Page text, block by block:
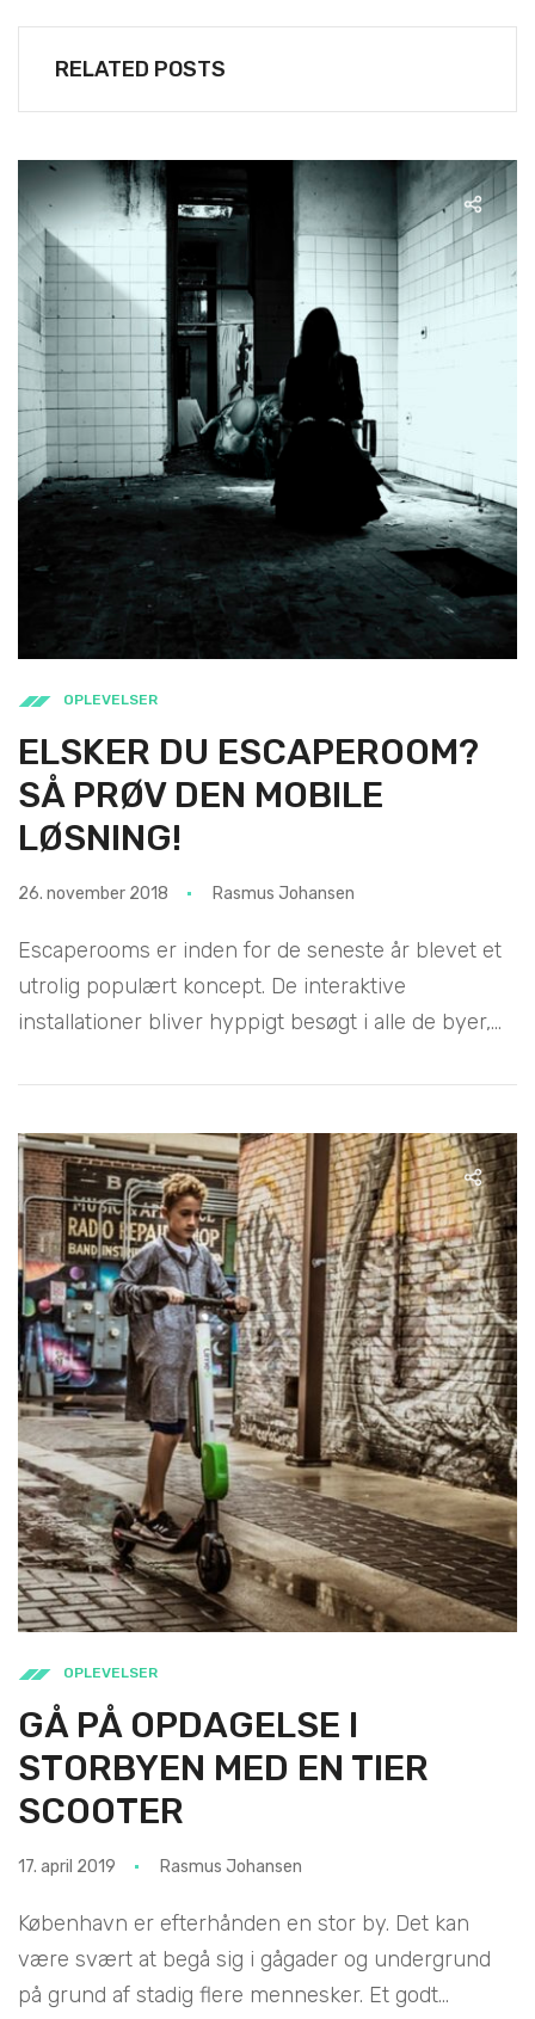
RELATED POSTS
OPLEVELSER
ELSKER DU ESCAPEROOM?
SÅ PRØV DEN MOBILE
LØSNING!
26. november 2018 Rasmus Johansen
Escaperooms er inden for de seneste år blevet et
utrolig populært koncept. De interaktive
installationer bliver hyppigt besøgt i alle de byer,...
OPLEVELSER
GÅ PÅ OPDAGELSE I
STORBYEN MED EN TIER
SCOOTER
17. april 2019 Rasmus Johansen
København er efterhånden en stor by. Det kan
være svært at begå sig i gågader og undergrund
på grund af stadig flere mennesker. Et godt...